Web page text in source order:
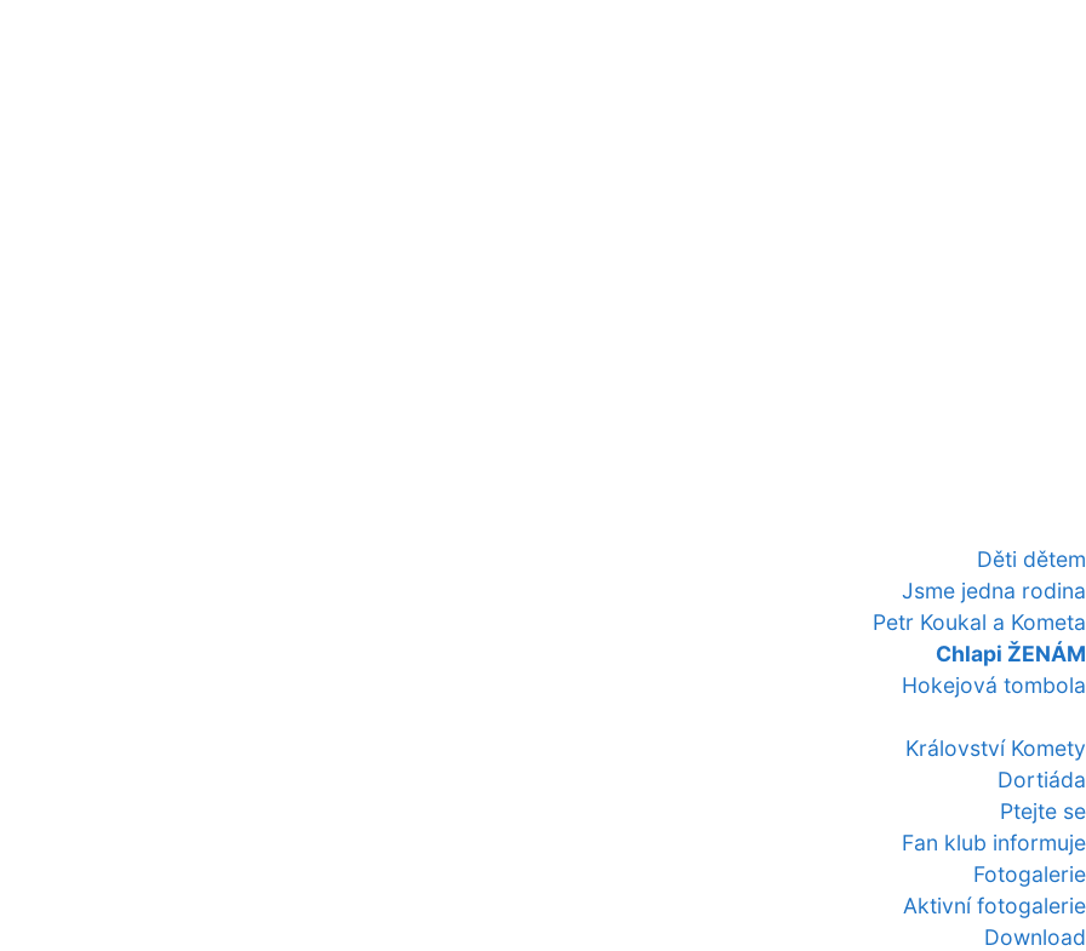
Děti dětem
Jsme jedna rodina
Petr Koukal a Kometa
Chlapi ŽENÁM
Hokejová tombola
Království Komety
Dortiáda
Ptejte se
Fan klub informuje
Fotogalerie
Aktivní fotogalerie
Download